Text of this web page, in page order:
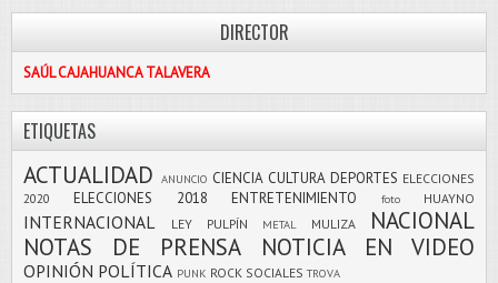
DIRECTOR
SAÚL CAJAHUANCA TALAVERA
ETIQUETAS
ACTUALIDAD ANUNCIO CIENCIA CULTURA DEPORTES ELECCIONES
2020
ELECCIONES 2018 ENTRETENIMIENTO foto HUAYNO
INTERNACIONAL LEY PULPÍN METAL MULIZA
NACIONAL
NOTAS DE PRENSA
NOTICIA EN VIDEO
OPINIÓN POLÍTICA PUNK ROCK SOCIALES TROVA